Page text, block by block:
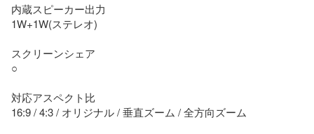
内蔵スピーカー出力
1W+1W(ステレオ)
スクリーンシェア
○
対応アスペクト比
16:9 / 4:3 / オリジナル / 垂直ズーム / 全方向ズーム